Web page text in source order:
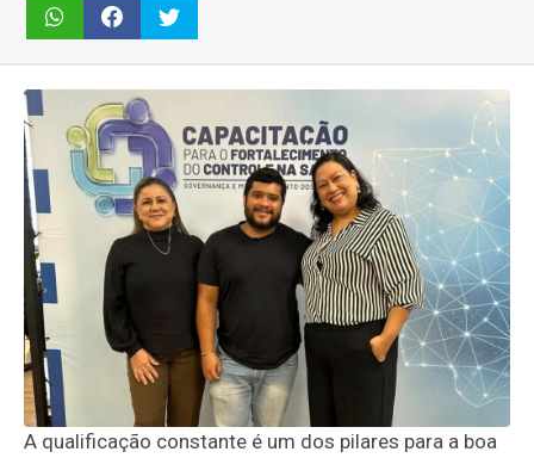
A qualificação constante é um dos pilares para a boa